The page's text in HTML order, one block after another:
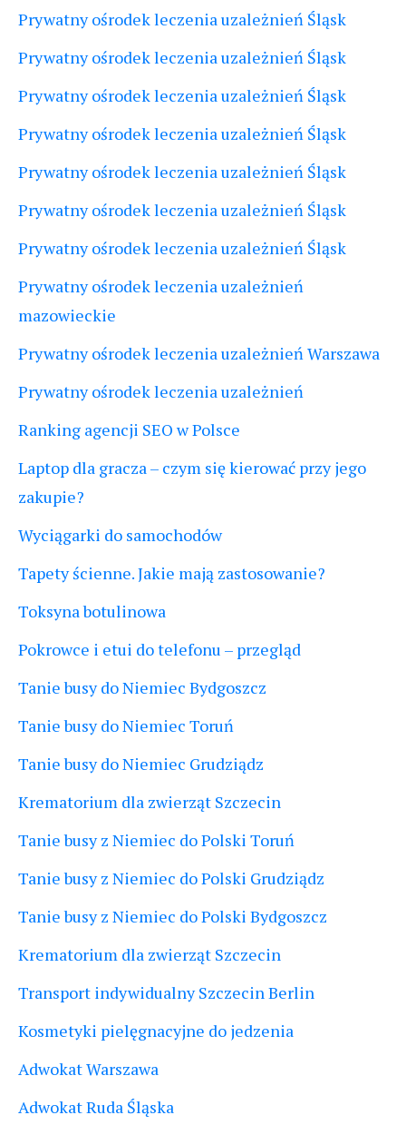
Prywatny ośrodek leczenia uzależnień Śląsk
Prywatny ośrodek leczenia uzależnień Śląsk
Prywatny ośrodek leczenia uzależnień Śląsk
Prywatny ośrodek leczenia uzależnień Śląsk
Prywatny ośrodek leczenia uzależnień Śląsk
Prywatny ośrodek leczenia uzależnień Śląsk
Prywatny ośrodek leczenia uzależnień Śląsk
Prywatny ośrodek leczenia uzależnień
mazowieckie
Prywatny ośrodek leczenia uzależnień Warszawa
Prywatny ośrodek leczenia uzależnień
Ranking agencji SEO w Polsce
Laptop dla gracza – czym się kierować przy jego
zakupie?
Wyciągarki do samochodów
Tapety ścienne. Jakie mają zastosowanie?
Toksyna botulinowa
Pokrowce i etui do telefonu – przegląd
Tanie busy do Niemiec Bydgoszcz
Tanie busy do Niemiec Toruń
Tanie busy do Niemiec Grudziądz
Krematorium dla zwierząt Szczecin
Tanie busy z Niemiec do Polski Toruń
Tanie busy z Niemiec do Polski Grudziądz
Tanie busy z Niemiec do Polski Bydgoszcz
Krematorium dla zwierząt Szczecin
Transport indywidualny Szczecin Berlin
Kosmetyki pielęgnacyjne do jedzenia
Adwokat Warszawa
Adwokat Ruda Śląska